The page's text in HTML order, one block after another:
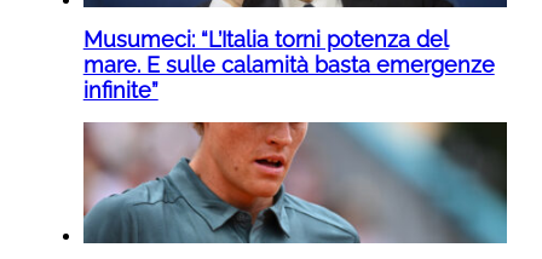
Musumeci: “L’Italia torni potenza del
mare. E sulle calamità basta emergenze
infinite”